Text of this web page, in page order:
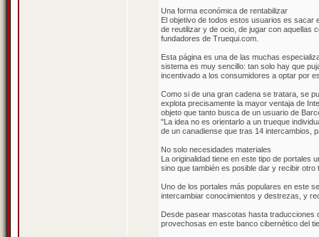
Una forma económica de rentabilizar
El objetivo de todos estos usuarios es sacar
de reutilizar y de ocio, de jugar con aquellas
fundadores de Truequi.com.
Esta página es una de las muchas
sistema es muy sencillo: tan solo hay que
incentivado a los consumidores a optar por
Como si de una gran cadena se tratara, se
explota precisamente la mayor ventaja de
objeto que tanto busca de un usuario de
"La idea no es orientarlo a un trueque
de un canadiense que tras 14 intercambios,
No solo necesidades materiales
La originalidad tiene en este tipo de portales
sino que también es posible dar y recibir
Uno de los portales más populares en este
intercambiar conocimientos y destrezas, y
Desde pasear mascotas hasta traducciones
provechosas en este banco cibernético del